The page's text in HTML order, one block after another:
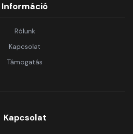
Információ
Rólunk
Kapcsolat
Támogatás
Kapcsolat